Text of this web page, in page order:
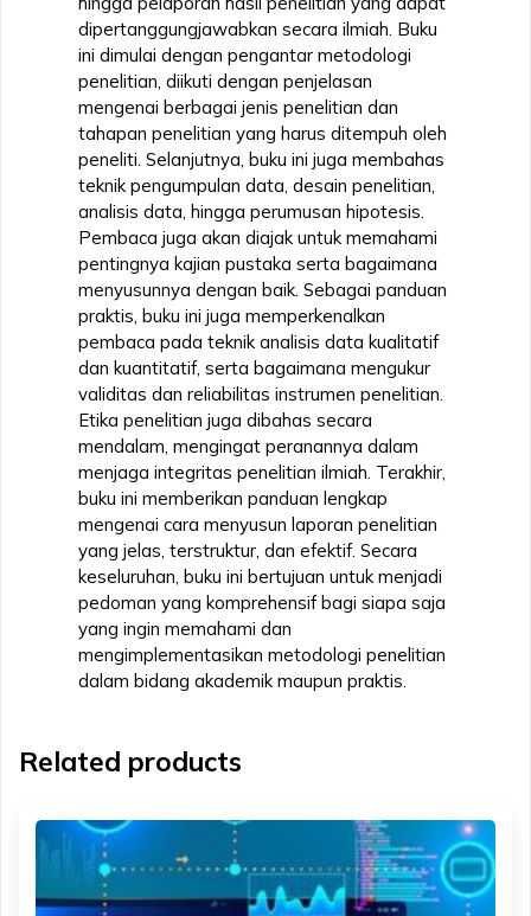
dipertanggungjawabkan secara ilmiah. Buku
ini dimulai dengan pengantar metodologi
penelitian, diikuti dengan penjelasan
mengenai berbagai jenis penelitian dan
tahapan penelitian yang harus ditempuh oleh
peneliti. Selanjutnya, buku ini juga membahas
teknik pengumpulan data, desain penelitian,
analisis data, hingga perumusan hipotesis.
Pembaca juga akan diajak untuk memahami
pentingnya kajian pustaka serta bagaimana
menyusunnya dengan baik. Sebagai panduan
praktis, buku ini juga memperkenalkan
pembaca pada teknik analisis data kualitatif
dan kuantitatif, serta bagaimana mengukur
validitas dan reliabilitas instrumen penelitian.
Etika penelitian juga dibahas secara
mendalam, mengingat peranannya dalam
menjaga integritas penelitian ilmiah. Terakhir,
buku ini memberikan panduan lengkap
mengenai cara menyusun laporan penelitian
yang jelas, terstruktur, dan efektif. Secara
keseluruhan, buku ini bertujuan untuk menjadi
pedoman yang komprehensif bagi siapa saja
yang ingin memahami dan
mengimplementasikan metodologi penelitian
dalam bidang akademik maupun praktis.
Related products